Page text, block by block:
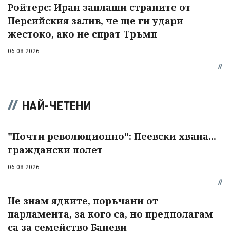
Ройтерс: Иран заплаши страните от
Персийския залив, че ще ги удари
жестоко, ако не спрат Тръмп
06.08.2026
НАЙ-ЧЕТЕНИ
"Почти революционно": Пеевски хвана...
граждански полет
06.08.2026
Не знам ядките, поръчани от
парламента, за кого са, но предполагам
са за семейство Баневи